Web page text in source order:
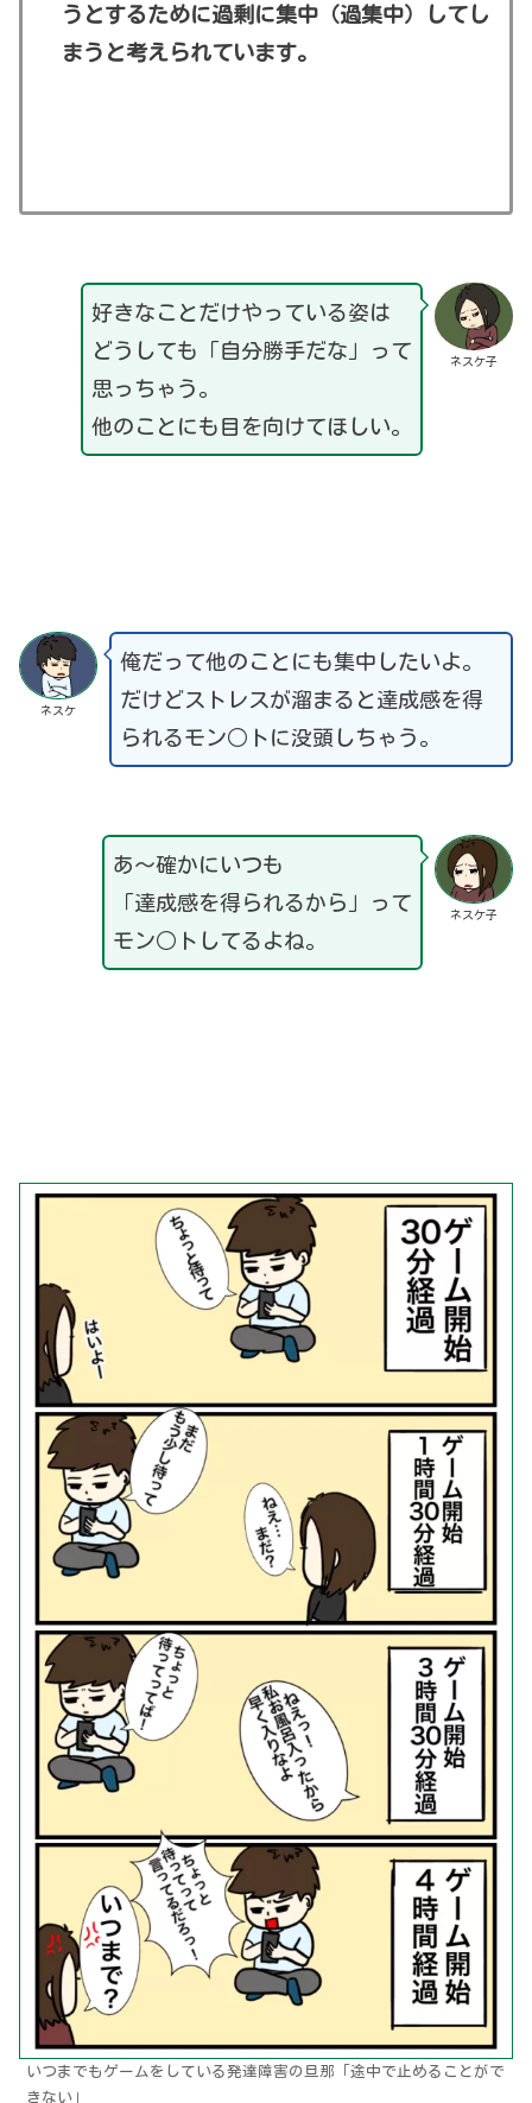
うとするために過剰に集中（過集中）してし
まうと考えられています。
ネスケ子
好きなことだけやっている姿は
どうしても「自分勝手だな」って
思っちゃう。
他のことにも目を向けてほしい。
ネスケ
俺だって他のことにも集中したいよ。
だけどストレスが溜まると達成感を得
られるモン○トに没頭しちゃう。
ネスケ子
あ～確かにいつも
「達成感を得られるから」って
モン○トしてるよね。
いつまでもゲームをしている発達障害の旦那「途中で止めることがで
きない」